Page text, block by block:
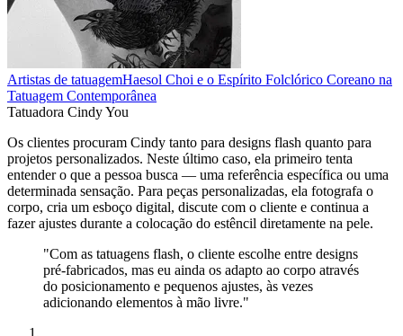
Artistas de tatuagemHaesol Choi e o Espírito Folclórico Coreano na
Tatuagem Contemporânea
Tatuadora Cindy You
Os clientes procuram Cindy tanto para designs flash quanto para
projetos personalizados. Neste último caso, ela primeiro tenta
entender o que a pessoa busca — uma referência específica ou uma
determinada sensação. Para peças personalizadas, ela fotografa o
corpo, cria um esboço digital, discute com o cliente e continua a
fazer ajustes durante a colocação do estêncil diretamente na pele.
"Com as tatuagens flash, o cliente escolhe entre designs
pré-fabricados, mas eu ainda os adapto ao corpo através
do posicionamento e pequenos ajustes, às vezes
adicionando elementos à mão livre."